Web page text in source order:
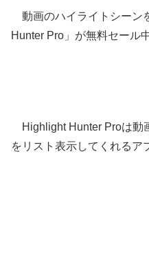
動画のハイライトシーン
Hunter Pro」が無料セール
Highlight Hunter Proは動
をリスト表示してくれるア